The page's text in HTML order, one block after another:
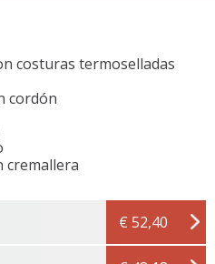
costuras termoselladas
cordón
cremallera
€ 52,40